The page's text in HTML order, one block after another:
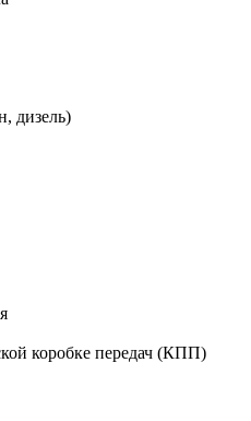
дизель)
коробке передач (КПП)